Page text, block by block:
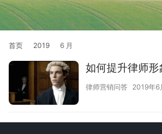
首页 2019 6 月
如何提升律师形
律师营销问答 2019年6